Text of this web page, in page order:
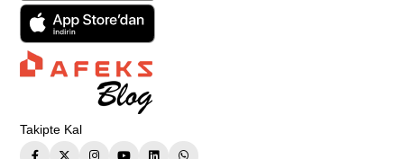
Takipte Kal